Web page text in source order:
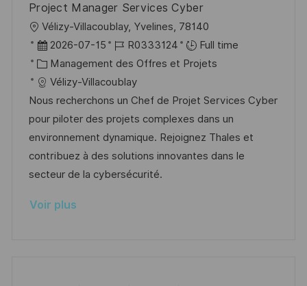
n c
h
a
g
e
u
p
o
s
t
e
Project Manager Services Cyber
o
c
a
l
i
s
a
t
o
Vélizy-Villacoublay, Yvelines, 78140
D
a
t
e
d
’
a
f
i
2026-07-15
R
é
f
é
r
e
n
c
R0333124
Full time
C
a
t
é
g
o
r
e
Management des Offres et Projets
Vélizy-Villacoublay
Nous recherchons un Chef de Projet Services Cyber
pour piloter des projets complexes dans un
environnement dynamique. Rejoignez Thales et
contribuez à des solutions innovantes dans le
secteur de la cybersécurité.
Voir plus